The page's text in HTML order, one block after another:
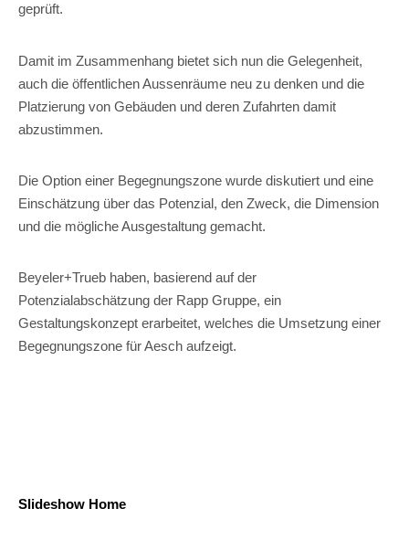
geprüft.
Damit im Zusammenhang bietet sich nun die Gelegenheit,
auch die öffentlichen Aussenräume neu zu denken und die
Platzierung von Gebäuden und deren Zufahrten damit
abzustimmen.
Die Option einer Begegnungszone wurde diskutiert und eine
Einschätzung über das Potenzial, den Zweck, die Dimension
und die mögliche Ausgestaltung gemacht.
Beyeler+Trueb haben, basierend auf der
Potenzialabschätzung der Rapp Gruppe, ein
Gestaltungskonzept erarbeitet, welches die Umsetzung einer
Begegnungszone für Aesch aufzeigt.
Slideshow Home